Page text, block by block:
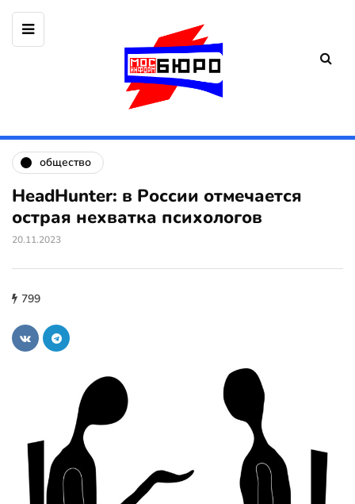
общество
HeadHunter: в России отмечается
острая нехватка психологов
20.11.2023
799